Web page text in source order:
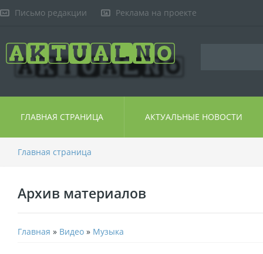
Письмо редакции Реклама на проекте
ГЛАВНАЯ СТРАНИЦА АКТУАЛЬНЫЕ НОВОСТИ
Главная страница
Архив материалов
Главная » Видео » Музыка